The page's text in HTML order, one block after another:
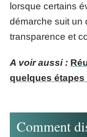
lorsque certains
démarche suit un
transparence et
A voir aussi :
quelques étapes
Comment